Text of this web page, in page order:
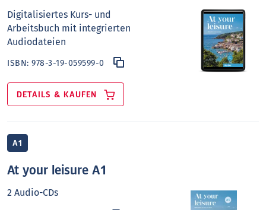
Digitalisiertes Kurs- und
Arbeitsbuch mit integrierten
Audiodateien
ISBN:978-3-19-059599-0
DETAILS & KAUFEN
A1
At your leisure A1
2 Audio-CDs